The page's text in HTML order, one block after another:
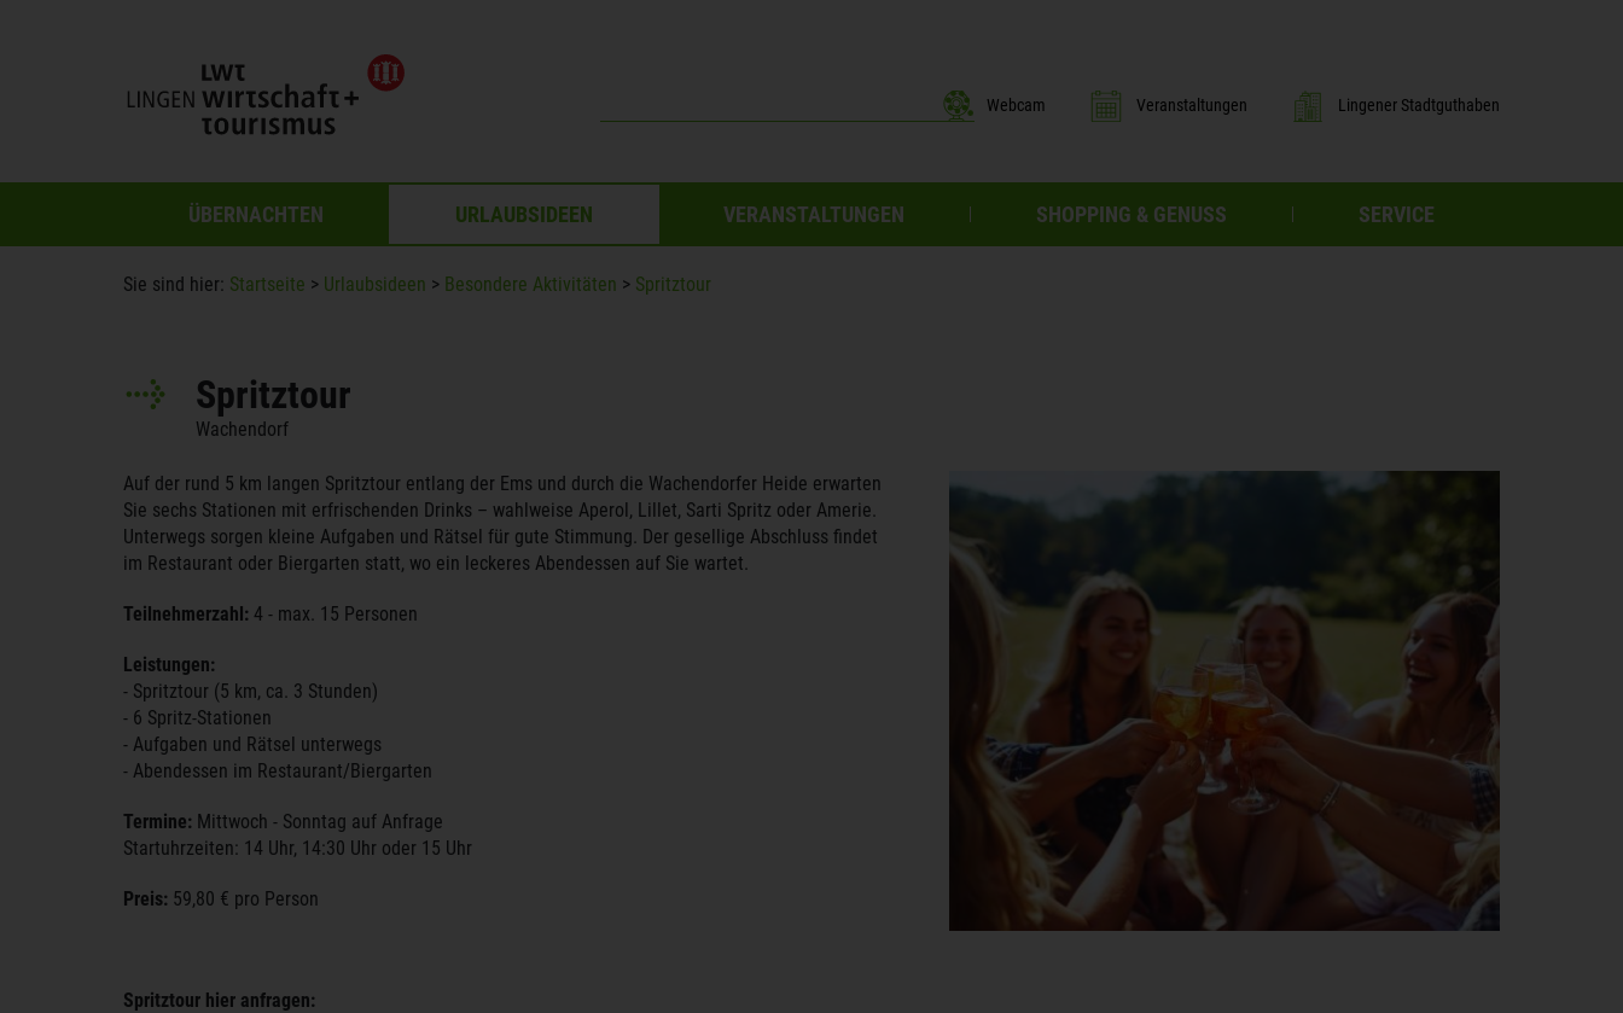
Webcam Veranstaltungen Lingener Stadtguthaben
ÜBERNACHTEN URLAUBSIDEEN VERANSTALTUNGEN SHOPPING & GENUSS SERVICE
Sie sind hier: Startseite > Urlaubsideen > Besondere Aktivitäten > Spritztour
Spritztour
Wachendorf
Auf der rund 5 km langen Spritztour entlang der Ems und durch die Wachendorfer Heide erwarten
Sie sechs Stationen mit erfrischenden Drinks – wahlweise Aperol, Lillet, Sarti Spritz oder Amerie.
Unterwegs sorgen kleine Aufgaben und Rätsel für gute Stimmung. Der gesellige Abschluss findet
im Restaurant oder Biergarten statt, wo ein leckeres Abendessen auf Sie wartet.
Teilnehmerzahl: 4 - max. 15 Personen
Leistungen:
- Spritztour (5 km, ca. 3 Stunden)
- 6 Spritz-Stationen
- Aufgaben und Rätsel unterwegs
- Abendessen im Restaurant/Biergarten
Termine: Mittwoch - Sonntag auf Anfrage
Startuhrzeiten: 14 Uhr, 14:30 Uhr oder 15 Uhr
Preis: 59,80 € pro Person
Spritztour hier anfragen: